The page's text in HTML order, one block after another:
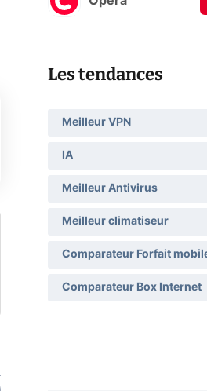
Les tendances
Meilleur VPN
IA
Meilleur Antivirus
Meilleur climatiseur
Comparateur Forfait
Comparateur Box Internet